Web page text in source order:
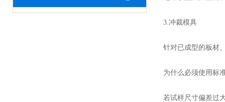
3.冲裁模具
针对已成型的板材
为什么必须使用标
若试样尺寸偏差过